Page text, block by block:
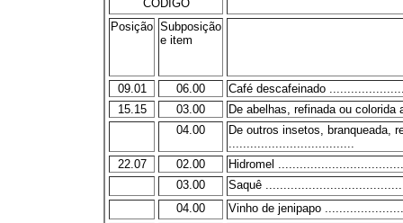
CÓDIGO
Posição Subposição
e item
09.01 06.00
Café descafeinado
15.15
03.00
De abelhas, refinada ou colorida
04.00
De outros insetos, branqueada,
22.07
02.00
Hidromel
03.00
Saquê
04.00
Vinho de jenipapo